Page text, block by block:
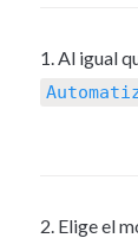
2. Elige el